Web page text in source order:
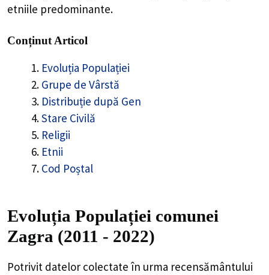
etniile predominante.
Conținut Articol
Evoluția Populației
Grupe de Vârstă
Distribuție după Gen
Stare Civilă
Religii
Etnii
Cod Poștal
Evoluția Populației comunei
Zagra (2011 - 2022)
Potrivit datelor colectate în urma recensământului